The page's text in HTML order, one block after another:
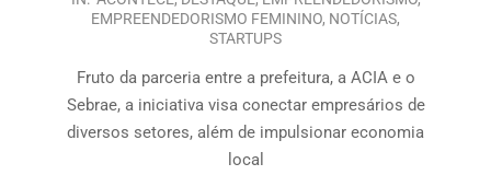
EMPREENDEDORISMO FEMININO, NOTÍCIAS,
STARTUPS
Fruto da parceria entre a prefeitura, a ACIA e o
Sebrae, a iniciativa visa conectar empresários de
diversos setores, além de impulsionar economia
local